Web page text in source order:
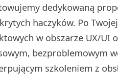
dedykowaną
haczyków. Po
w obszarze UX/UI
bezproblemowym
szkoleniem z